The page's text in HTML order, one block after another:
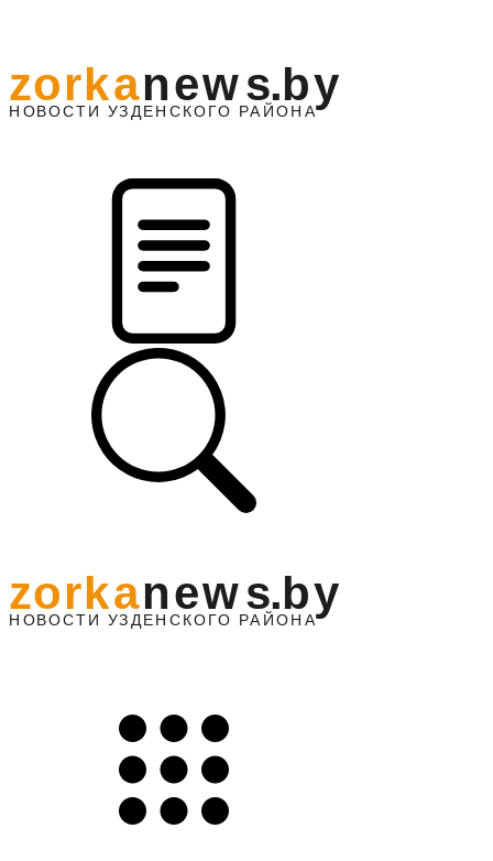
НО ВОСТИ УЗДЕНС КО ГО РАЙОНА
zorkanews.by